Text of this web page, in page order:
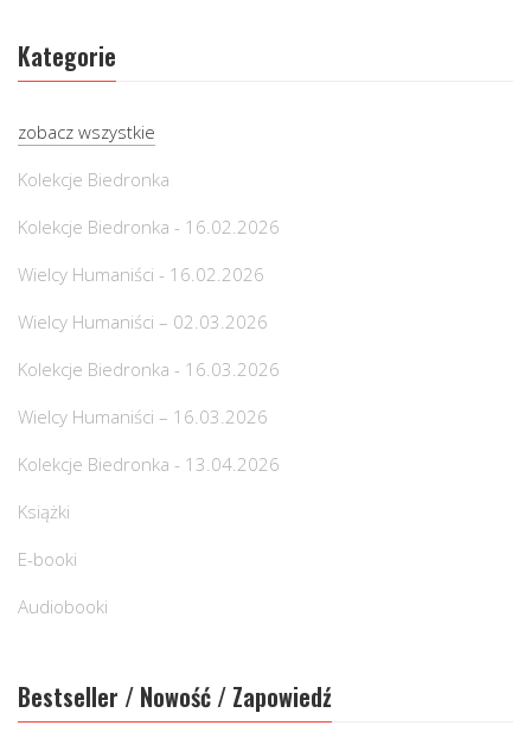
Kategorie
zobacz wszystkie
Kolekcje Biedronka
Kolekcje Biedronka - 16.02.2026
Wielcy Humaniści - 16.02.2026
Wielcy Humaniści – 02.03.2026
Kolekcje Biedronka - 16.03.2026
Wielcy Humaniści – 16.03.2026
Kolekcje Biedronka - 13.04.2026
Książki
E-booki
Audiobooki
Bestseller / Nowość / Zapowiedź